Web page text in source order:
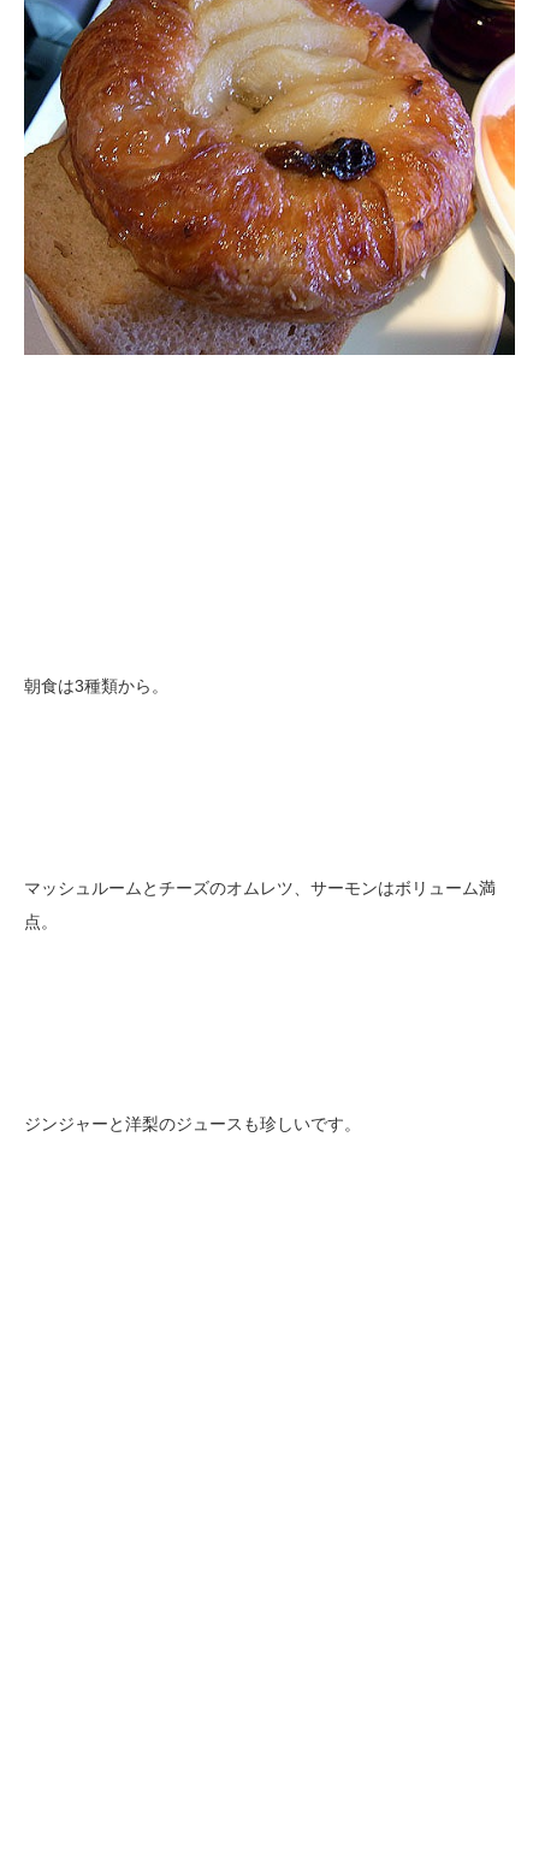
朝食は3種類から。
マッシュルームとチーズのオムレツ、サーモンはボリューム満
点。
ジンジャーと洋梨のジュースも珍しいです。